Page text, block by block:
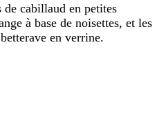
cabillaud en petites
à base de noisettes, et les
en verrine.